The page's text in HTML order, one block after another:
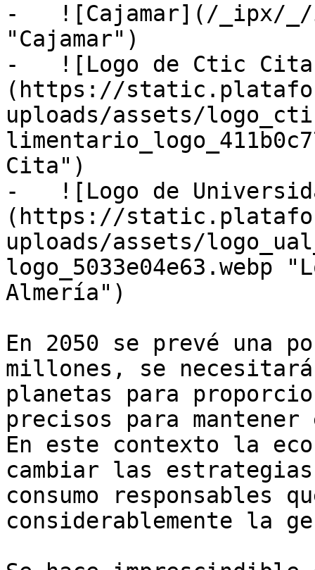
-   ![Cajamar](/_ipx/_/
"Cajamar")
-   ![Logo de Ctic
(https://
uploads/assets/
Cita")
-   ![Logo de
(https://
uploads/assets/
logo_5033e04e63.webp
Almería")
En 2050 se prevé una
millones, se
planetas para
precisos para
En este contexto la
cambiar las
consumo responsables
considerablemente la